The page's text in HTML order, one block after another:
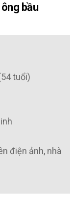
bầu
tuổi)
điện ảnh, nhà